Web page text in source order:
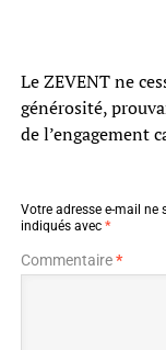
Le ZEVENT ne
générosité,
de l’engagement
Votre adresse e-mail ne
indiqués avec *
Commentaire*